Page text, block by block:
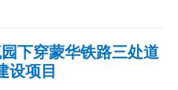
下穿蒙华铁路三处道
设项目